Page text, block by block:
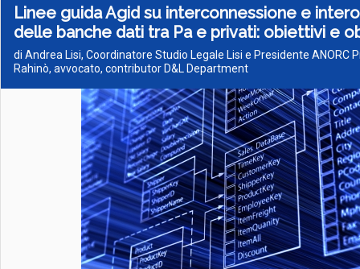
Linee guida Agid su interconnessione e
delle banche dati tra Pa e privati: obiettivi e
di Andrea Lisi, Coordinatore Studio Legale Lisi e Presidente ANORC
Rahinò, avvocato, contributor D&L Department